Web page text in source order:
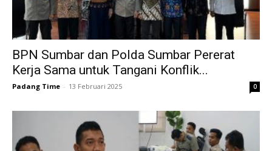
BPN Sumbar dan Polda Sumbar Pererat
Kerja Sama untuk Tangani Konflik...
Padang Time - 13 Februari 2025 0